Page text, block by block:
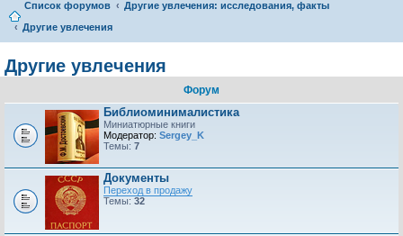
Список форумов
Другие увлечения: исследования, факты
Другие увлечения
Другие увлечения
Форум
Библиоминималистика
Миниатюрные книги
Модератор: Sergey_K
Темы: 7
Документы
Переход в продажу
Темы: 32